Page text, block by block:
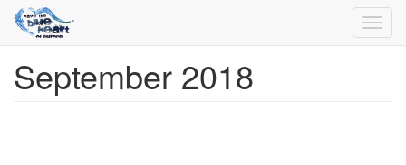
Direkt
zum
September 2018